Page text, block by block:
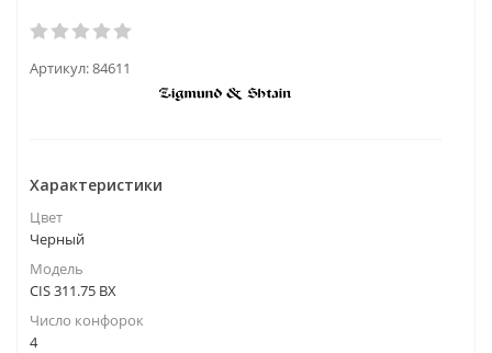
Артикул:84611
Характеристики
Цвет
Черный
Модель
CIS 311.75 BX
Число конфорок
4